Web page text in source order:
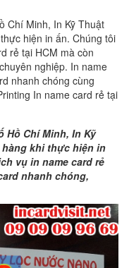
Chí Minh, In Kỹ Thuật
hiện in ấn. Chúng tôi
rẻ tại HCM mà còn
nghiệp. In name
nhanh chóng cùng
In name card rẻ tại
Hồ Chí Minh, In Kỹ
khi thực hiện in
vụ in name card rẻ
nhanh chóng,